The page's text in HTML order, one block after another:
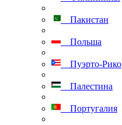
Пакистан
Польша
Пуэрто-Рико
Палестина
Португалия